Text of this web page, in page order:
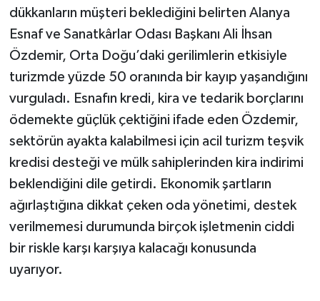
dükkanların müşteri beklediğini belirten Alanya
Esnaf ve Sanatkârlar Odası Başkanı Ali İhsan
Özdemir, Orta Doğu’daki gerilimlerin etkisiyle
turizmde yüzde 50 oranında bir kayıp yaşandığını
vurguladı. Esnafın kredi, kira ve tedarik borçlarını
ödemekte güçlük çektiğini ifade eden Özdemir,
sektörün ayakta kalabilmesi için acil turizm teşvik
kredisi desteği ve mülk sahiplerinden kira indirimi
beklendiğini dile getirdi. Ekonomik şartların
ağırlaştığına dikkat çeken oda yönetimi, destek
verilmemesi durumunda birçok işletmenin ciddi
bir riskle karşı karşıya kalacağı konusunda
uyarıyor.